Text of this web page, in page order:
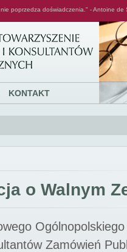
poprzedza doświadczenia." - Antoine de
KONTAKT
o Walnym
Zamówień